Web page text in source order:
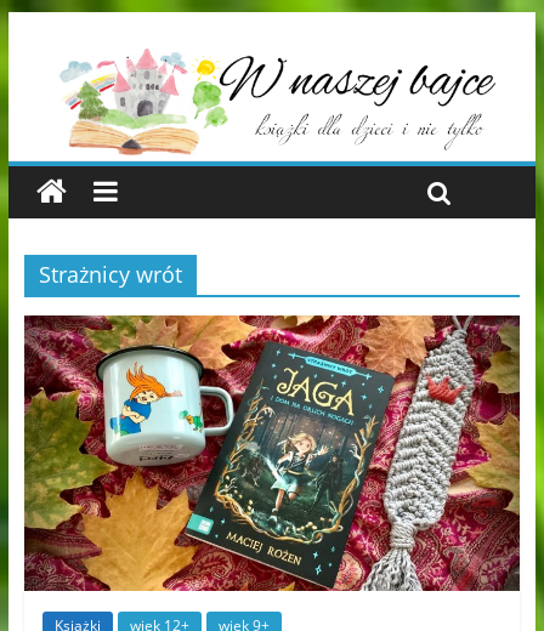
Strażnicy wrót
Książki wiek 12+ wiek 9+